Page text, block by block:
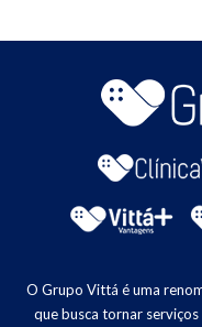
O Grupo Vittá é uma
que busca tornar